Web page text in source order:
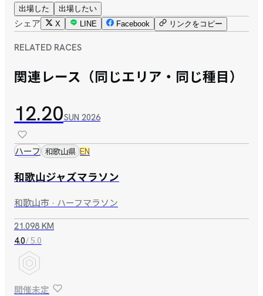
出場した 出場したい
シェア X LINE Facebook リンクをコピー
RELATED RACES
関連レース（同じエリア・同じ種目）
12.20SUN 2026
ハーフ 和歌山県 EN
和歌山ジャズマラソン
和歌山市 · ハーフマラソン
21.098 KM
4.0/ 5.0
開催未定